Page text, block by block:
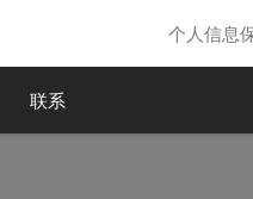
联系
个人信息